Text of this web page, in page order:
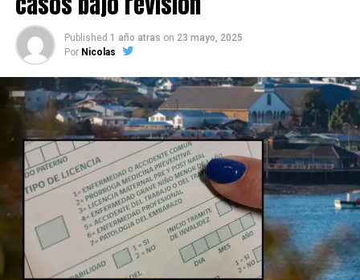
Published 1 año atras on 23 mayo, 2025
Por Nicolas